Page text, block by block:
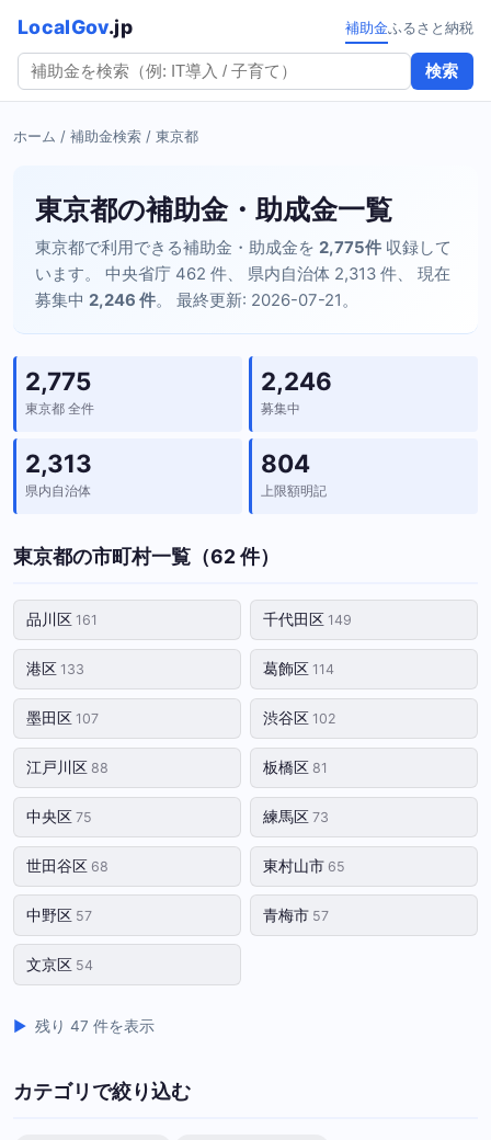
LocalGov.jp
検索
補助金ふるさと納税
ホーム / 補助金検索 / 東京都
東京都の補助金・助成金一覧
東京都で利用できる補助金・助成金を 2,775件 収録して
います。 中央省庁 462 件、 県内自治体 2,313 件、 現在
募集中 2,246 件。 最終更新: 2026-07-21。
2,775
東京都 全件
2,246
募集中
2,313
県内自治体
804
上限額明記
東京都の市町村一覧（62 件）
品川区 161 千代田区 149
港区 133 葛飾区 114
墨田区 107 渋谷区 102
江戸川区 88 板橋区 81
中央区 75 練馬区 73
世田谷区 68 東村山市 65
中野区 57 青梅市 57
文京区 54
残り 47 件を表示
カテゴリで絞り込む